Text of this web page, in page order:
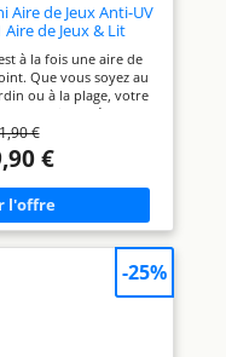
Aire de Jeux Anti-UV
Aire de Jeux & Lit
& Auvent
Extérieure &
Installer, Marinière
à la fois une aire de
Que vous soyez au
ou à la plage, votre
installé pour
PROTECTION ANTI-UV
jusqu'à 99% des
(UVA et UVB) avec sa
FPS 50+. Elle protège
vent et du sable.
INTEGRES : le
rabattable et une
les moustiques et
FACILE A INSTALLER
€
€
-25%